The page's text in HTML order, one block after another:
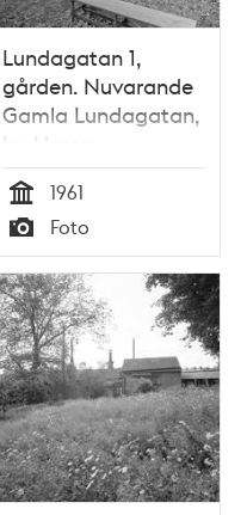
Lundagatan 1,
gården. Nuvarande
Gamla Lundagatan,
kv. Haren
Tid
1961
Typ
Foto